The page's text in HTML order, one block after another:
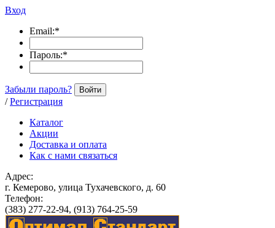
Вход
Email:*
Пароль:*
Забыли пароль? Войти
/ Регистрация
Каталог
Акции
Доставка и оплата
Как с нами связаться
Адрес:
г. Кемерово, улица Тухачевского, д. 60
Телефон:
(383) 277-22-94, (913) 764-25-59